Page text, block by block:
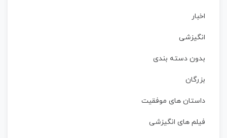
اخبار
انگیزشی
بدون دسته بندی
بزرگان
داستان‌ های موفقیت
فیلم های انگیزشی